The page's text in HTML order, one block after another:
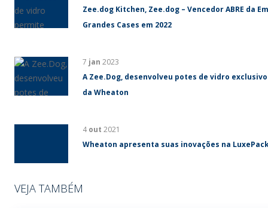
Zee.dog Kitchen, Zee.dog – Vencedor ABRE da
Grandes Cases em 2022
7 jan 2023
A Zee.Dog, desenvolveu potes de vidro
da Wheaton
4out 2021
Wheaton apresenta suas inovações na
VEJA TAMBÉM